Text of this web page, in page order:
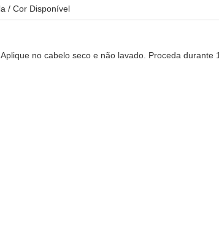
/ Cor Disponível
no cabelo seco e não lavado. Proceda